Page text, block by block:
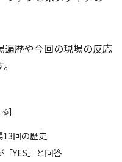
歴や今回の現場の反応
13回の歴史
YES」と回答